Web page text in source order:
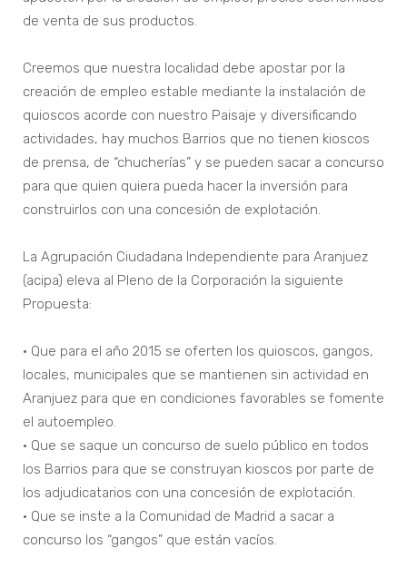
de venta de sus productos.
Creemos que nuestra localidad debe apostar por la
creación de empleo estable mediante la instalación de
quioscos acorde con nuestro Paisaje y diversificando
actividades, hay muchos Barrios que no tienen kioscos
de prensa, de “chucherías” y se pueden sacar a concurso
para que quien quiera pueda hacer la inversión para
construirlos con una concesión de explotación.
La Agrupación Ciudadana Independiente para Aranjuez
(acipa) eleva al Pleno de la Corporación la siguiente
Propuesta:
• Que para el año 2015 se oferten los quioscos, gangos,
locales, municipales que se mantienen sin actividad en
Aranjuez para que en condiciones favorables se fomente
el autoempleo.
• Que se saque un concurso de suelo público en todos
los Barrios para que se construyan kioscos por parte de
los adjudicatarios con una concesión de explotación.
• Que se inste a la Comunidad de Madrid a sacar a
concurso los “gangos” que están vacíos.